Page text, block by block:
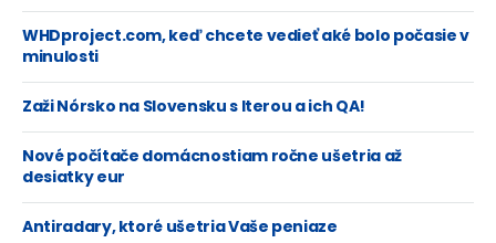
WHDproject.com, keď chcete vedieť aké bolo počasie v
minulosti
Zaži Nórsko na Slovensku s Iterou a ich QA!
Nové počítače domácnostiam ročne ušetria až
desiatky eur
Antiradary, ktoré ušetria Vaše peniaze